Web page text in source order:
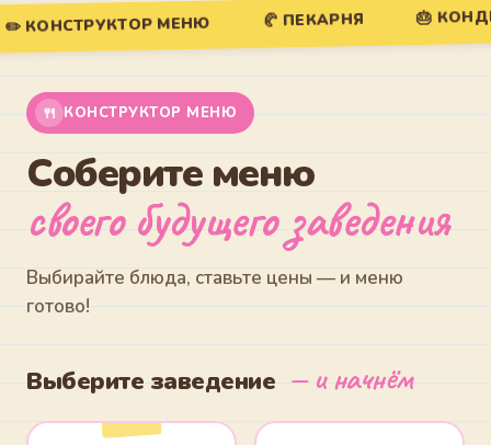
✏️ КОНСТРУКТОР МЕНЮ 🥐 ПЕКАРНЯ 🎂
🍴 КОНСТРУКТОР МЕНЮ
Соберите меню
своего будущего заведения
Выбирайте блюда, ставьте цены — и меню
готово!
Выберите заведение — и начнём